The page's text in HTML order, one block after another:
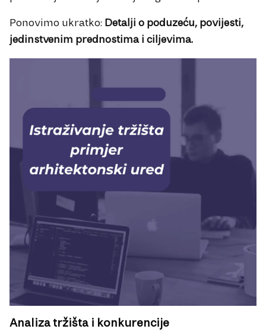
Ponovimo ukratko: Detalji o poduzeću, povijesti,
jedinstvenim prednostima i ciljevima.
Analiza tržišta i konkurencije